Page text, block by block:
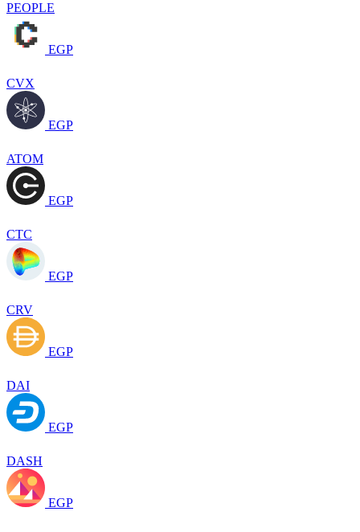
PEOPLE
EGP
CVX
EGP
ATOM
EGP
CTC
EGP
CRV
EGP
DAI
EGP
DASH
EGP